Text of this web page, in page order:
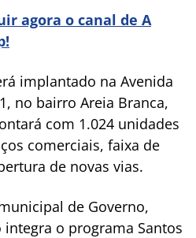
agora o canal de A
implantado na Avenida
no bairro Areia Branca,
com 1.024 unidades
comerciais, faixa de
de novas vias.
de Governo,
integra o programa Santos